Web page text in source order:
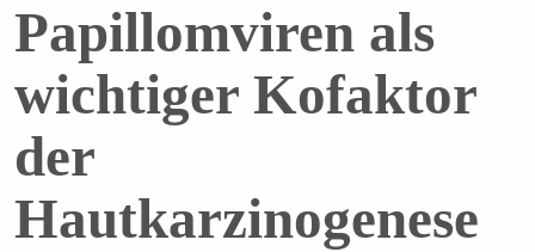
Papillomviren als
wichtiger Kofaktor
der
Hautkarzinogenese